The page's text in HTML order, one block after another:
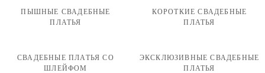
ПЫШНЫЕ СВАДЕБНЫЕ
ПЛАТЬЯ
КОРОТКИЕ СВАДЕБНЫЕ
ПЛАТЬЯ
СВАДЕБНЫЕ ПЛАТЬЯ СО
ШЛЕЙФОМ
ЭКСКЛЮЗИВНЫЕ СВАДЕБНЫЕ
ПЛАТЬЯ